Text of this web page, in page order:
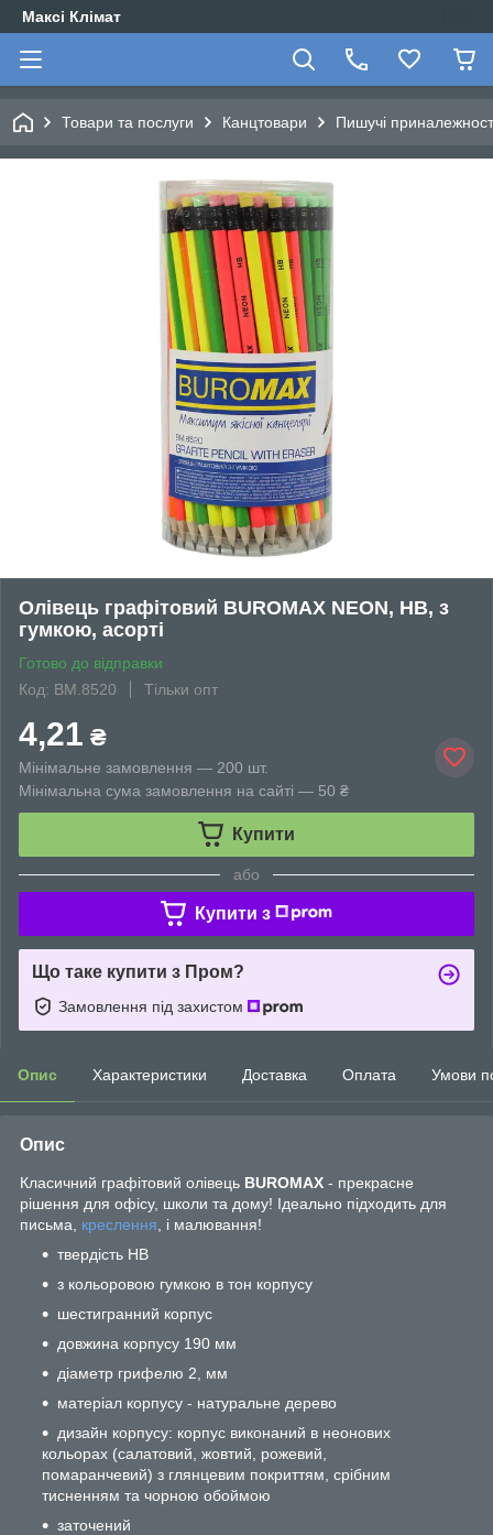
Максі Клімат
Товари та послуги Канцтовари Пишучі
Олівець графітовий BUROMAX NEON, НВ, з
гумкою, асорті
Готово до відправки
Код: BM.8520
Тільки опт
4,21 ₴
Мінімальне замовлення — 200 шт.
Мінімальна сума замовлення на сайті — 50 ₴
Купити
або
Купити з
Що таке купити з Пром?
Замовлення під захистом
Опис Характеристики Доставка Оплата Умови
Опис
Класичний графітовий олівець BUROMAX - прекрасне
рішення для офісу, школи та дому! Ідеально підходить для
письма, креслення , і малювання!
твердість HB
з кольоровою гумкою в тон корпусу
шестигранний корпус
довжина корпусу 190 мм
діаметр грифелю 2, мм
матеріал корпусу - натуральне дерево
дизайн корпусу: корпус виконаний в неонових
кольорах (салатовий, жовтий, рожевий,
помаранчевий) з глянцевим покриттям, срібним
тисненням та чорною обоймою
заточений